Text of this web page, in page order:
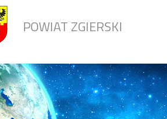
POWIAT ZGIERSKI